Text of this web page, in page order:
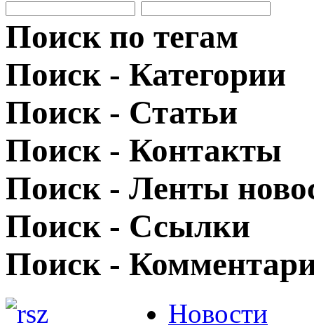
Поиск по тегам
Поиск - Категории
Поиск - Статьи
Поиск - Контакты
Поиск - Ленты
Поиск - Ссылки
Поиск -
Новости